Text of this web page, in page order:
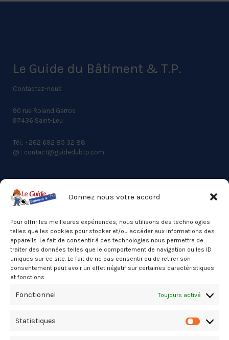
Donnez nous votre accord
Pour offrir les meilleures expériences, nous utilisons des technologies
telles que les cookies pour stocker et/ou accéder aux informations des
appareils. Le fait de consentir à ces technologies nous permettra de
traiter des données telles que le comportement de navigation ou les ID
uniques sur ce site. Le fait de ne pas consentir ou de retirer son
consentement peut avoir un effet négatif sur certaines caractéristiques
et fonctions.
Fonctionnel Toujours activé
Statistiques
Le Guide du Bâtiment & T.P.
Contactez-nous
90 rue Roland Garros
97436 Saint-Leu
Tél.: +262 692 85 32 88
@ : contact@guidedubtp.com
ACCES RAPIDE
Actualités du BTP
Annuaire
Besoin d’un professionnel ?
Mentions légales
Politique de cookies (UE)